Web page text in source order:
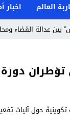
العالم اخبار
عدالة القضاء
المتطوع تعقد
المتحدة/ لقاء خاص
تطوان تبرئ الزميل
“حماس”،تعبر عن
تؤطران